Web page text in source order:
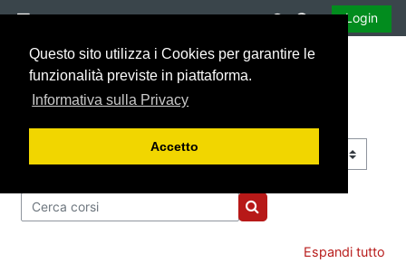
Questo sito utilizza i Cookies per garantire le
funzionalità previste in piattaforma.
Informativa sulla Privacy
Accetto
Attiva/disattiva
Login
Cerca corsi
Cerca corsi
Espandi tutto